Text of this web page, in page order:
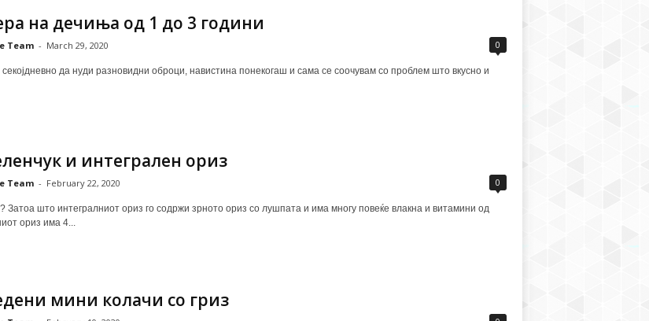
на дечиња од 1 до 3 години
Team - March 29, 2020 0
секојдневно да нуди разновидни оброци, навистина понекогаш и сама се соочувам со проблем што вкусно и
и интегрален ориз
Team - February 22, 2020 0
Затоа што интегралниот ориз го содржи зрното ориз со лушпата и има многу повеќе влакна и витамини од
ориз има 4...
мини колачи со гриз